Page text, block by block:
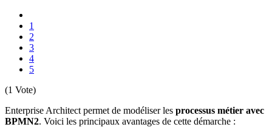
1
2
3
4
5
(1 Vote)
Enterprise Architect permet de modéliser les processus métier avec
BPMN2. Voici les principaux avantages de cette démarche :